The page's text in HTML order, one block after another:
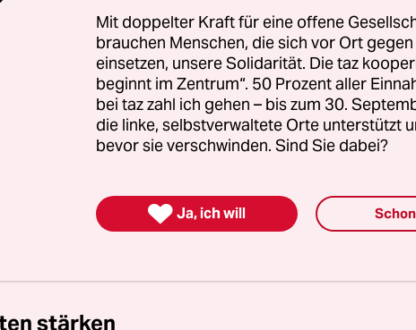
und Diskussionsprogramm über den NS-
Meinhard Mäker ein weiteres Indiz für
an den MASCH-Veranstaltungen.
Fossil, was uns so gerne vorgeworfen wird,
Abendschule Hamburg – Forum für Politik
stärken
Mit doppelter Kraft für eine offene
brauchen Menschen, die sich vor Ort
einsetzen, unsere Solidarität. Die taz
beginnt im Zentrum“. 50 Prozent aller
bei taz zahl ich gehen – bis zum 30.
die linke, selbstverwaltete Orte unterstützt
bevor sie verschwinden. Sind Sie dabei?
 Ja, ich will